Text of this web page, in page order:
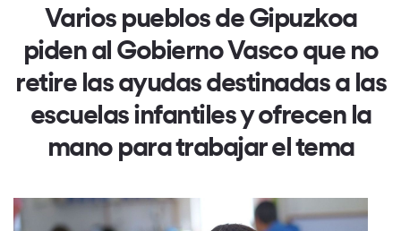
Varios pueblos de Gipuzkoa
piden al Gobierno Vasco que no
retire las ayudas destinadas a las
escuelas infantiles y ofrecen la
mano para trabajar el tema